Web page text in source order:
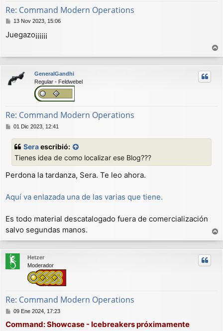
Re: Command Modern Operations
M
n
13 Nov 2023, 15:06
Juegazo¡¡¡¡¡¡
r
r
GeneralGandhi
Regular - Feldwebel
Re: Command Modern Operations
M
j
e
01 Dic 2023, 12:41
Seraescribió:
Tienes idea de como localizar ese Blog???
Perdona la tardanza, Sera. Te leo ahora.
Aquí va enlazada una de las varias que tiene.
Es todo material descatalogado fuera de comercialización
salvo segundas manos.
r
r
Hetzer
Moderador
Re: Command Modern Operations
M
n
09 Ene 2024, 17:23
Command: Showcase - Icebreakers próximamente